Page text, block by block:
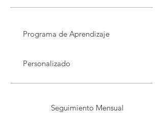
Programa de Aprendizaje
Personalizado
Seguimiento Mensual